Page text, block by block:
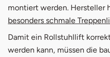
montiert werden. Hersteller
besonders schmale
Damit ein Rollstuhllift
werden kann, müssen die